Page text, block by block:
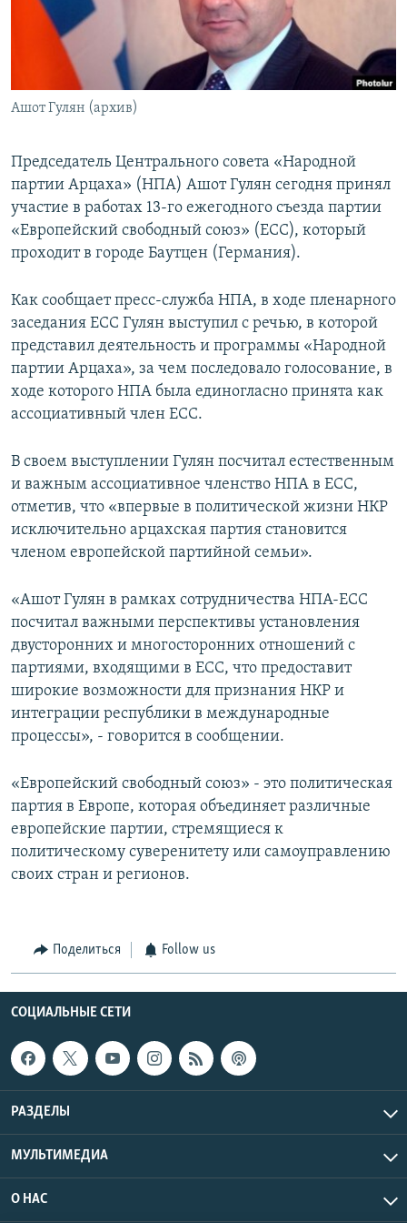
Հայերեն
Русский
Ашот Гулян (архив)
Председатель Центрального совета «Народной
партии Арцаха» (НПА) Ашот Гулян сегодня принял
участие в работах 13-го ежегодного съезда партии
«Европейский свободный союз» (ЕСС), который
проходит в городе Баутцен (Германия).
Как сообщает пресс-служба НПА, в ходе пленарного
заседания ЕСС Гулян выступил с речью, в которой
представил деятельность и программы «Народной
партии Арцаха», за чем последовало голосование, в
ходе которого НПА была единогласно принята как
ассоциативный член ЕСС.
В своем выступлении Гулян посчитал естественным
и важным ассоциативное членство НПА в ЕСС,
отметив, что «впервые в политической жизни НКР
исключительно арцахская партия становится
членом европейской партийной семьи».
«Ашот Гулян в рамках сотрудничества НПА-ЕСС
посчитал важными перспективы установления
двусторонних и многосторонних отношений с
партиями, входящими в ЕСС, что предоставит
широкие возможности для признания НКР и
интеграции республики в международные
процессы», - говорится в сообщении.
«Европейский свободный союз» - это политическая
партия в Европе, которая объединяет различные
европейские партии, стремящиеся к
политическому суверенитету или самоуправлению
своих стран и регионов.
Поделиться Follow us
СОЦИАЛЬНЫЕ СЕТИ
РАЗДЕЛЫ
МУЛЬТИМЕДИА
О НАС